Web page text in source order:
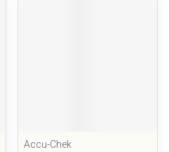
Accu-Chek